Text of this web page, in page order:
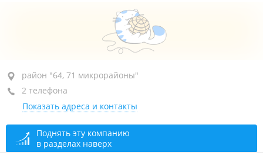
район "64, 71 микрорайоны", ул. Адмирала
Кузнецова, 42Б
+7 (423) 280-81-00
+7 967 958-81-00
круглосуточно
район "64, 71 микрорайоны"
2 телефона
Показать адреса и контакты
Поднять эту компанию
в разделах наверх